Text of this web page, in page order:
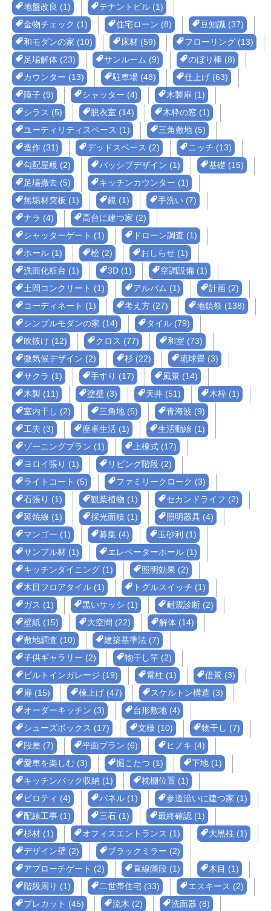
地盤改良 (1)
テナントビル (1)
金物チェック (1)
住宅ローン (8)
豆知識 (37)
和モダンの家 (10)
床材 (59)
フローリング (13)
足場解体 (23)
サンルーム (9)
のぼり棒 (8)
カウンター (13)
駐車場 (48)
仕上げ (63)
障子 (9)
シャッター (4)
木製扉 (1)
シラス (5)
脱衣室 (14)
木枠の窓 (1)
ユーティリティスペース (1)
三角敷地 (5)
造作 (31)
デッドスペース (2)
ニッチ (13)
勾配屋根 (2)
パッシブデザイン (1)
基礎 (15)
足場撤去 (5)
キッチンカウンター (1)
無垢材突板 (1)
鏡 (1)
手洗い (7)
ナラ (4)
高台に建つ家 (2)
シャッターゲート (1)
ドローン調査 (1)
ホール (1)
桧 (2)
おしらせ (1)
洗面化粧台 (1)
3D (1)
空調設備 (1)
土間コンクリート (1)
アルバム (1)
計画 (2)
コーディネート (1)
考え方 (27)
地鎮祭 (138)
シンプルモダンの家 (14)
タイル (79)
吹抜け (12)
クロス (77)
和室 (73)
微気候デザイン (2)
杉 (22)
琉球畳 (3)
サクラ (1)
手すり (17)
風景 (14)
木製 (11)
塗壁 (3) 天井 (51)
木枠 (1)
室内干し (2)
三角地 (5)
青海波 (9)
工夫 (3)
座卓生活 (1)
生活動線 (1)
ゾーニングプラン (1)
上棟式 (17)
ヨロイ張り (1)
リビング階段 (2)
ライトコート (5)
ファミリークローク (3)
石張り (1)
観葉植物 (1)
セカンドライフ (2)
延焼線 (1)
採光面積 (1)
照明器具 (4)
マンゴー (1)
募集 (4)
玉砂利 (1)
サンプル材 (1)
エレベーターホール (1)
キッチンダイニング (1)
照明効果 (2)
木目フロアタイル (1)
トグルスイッチ (1)
ガス (1)
黒いサッシ (1)
耐震診断 (2)
壁紙 (15)
大空間 (22)
解体 (14)
敷地調査 (10)
建築基準法 (7)
子供ギャラリー (2)
物干し竿 (2)
ビルトインガレージ (19)
電柱 (1)
借景 (3)
扉 (15)
棟上げ (47)
スケルトン構造 (3)
オーダーキッチン (3)
台形敷地 (4)
シューズボックス (17)
文様 (10)
物干し (7)
段差 (7)
平面プラン (6)
ヒノキ (4)
愛車を楽しむ (3)
掘こたつ (1)
下地 (1)
キッチンバック収納 (1)
枕棚位置 (1)
ピロティ (4)
パネル (1)
参道沿いに建つ家 (1)
配線工事 (1)
三石 (1)
最終確認 (1)
杉材 (1)
オフィスエントランス (1)
大黒柱 (1)
デザイン壁 (2)
ブラックミラー (2)
アプローチゲート (2)
直線階段 (1)
木目 (1)
階段周り (1)
二世帯住宅 (33)
エスキース (2)
プレカット (45)
流木 (2) 洗面器 (8)